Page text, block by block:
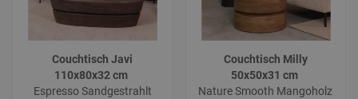
Couchtisch Javi
110x80x32 cm
Espresso Sandgestrahlt
Couchtisch Milly
50x50x31 cm
Nature Smooth Mangoholz